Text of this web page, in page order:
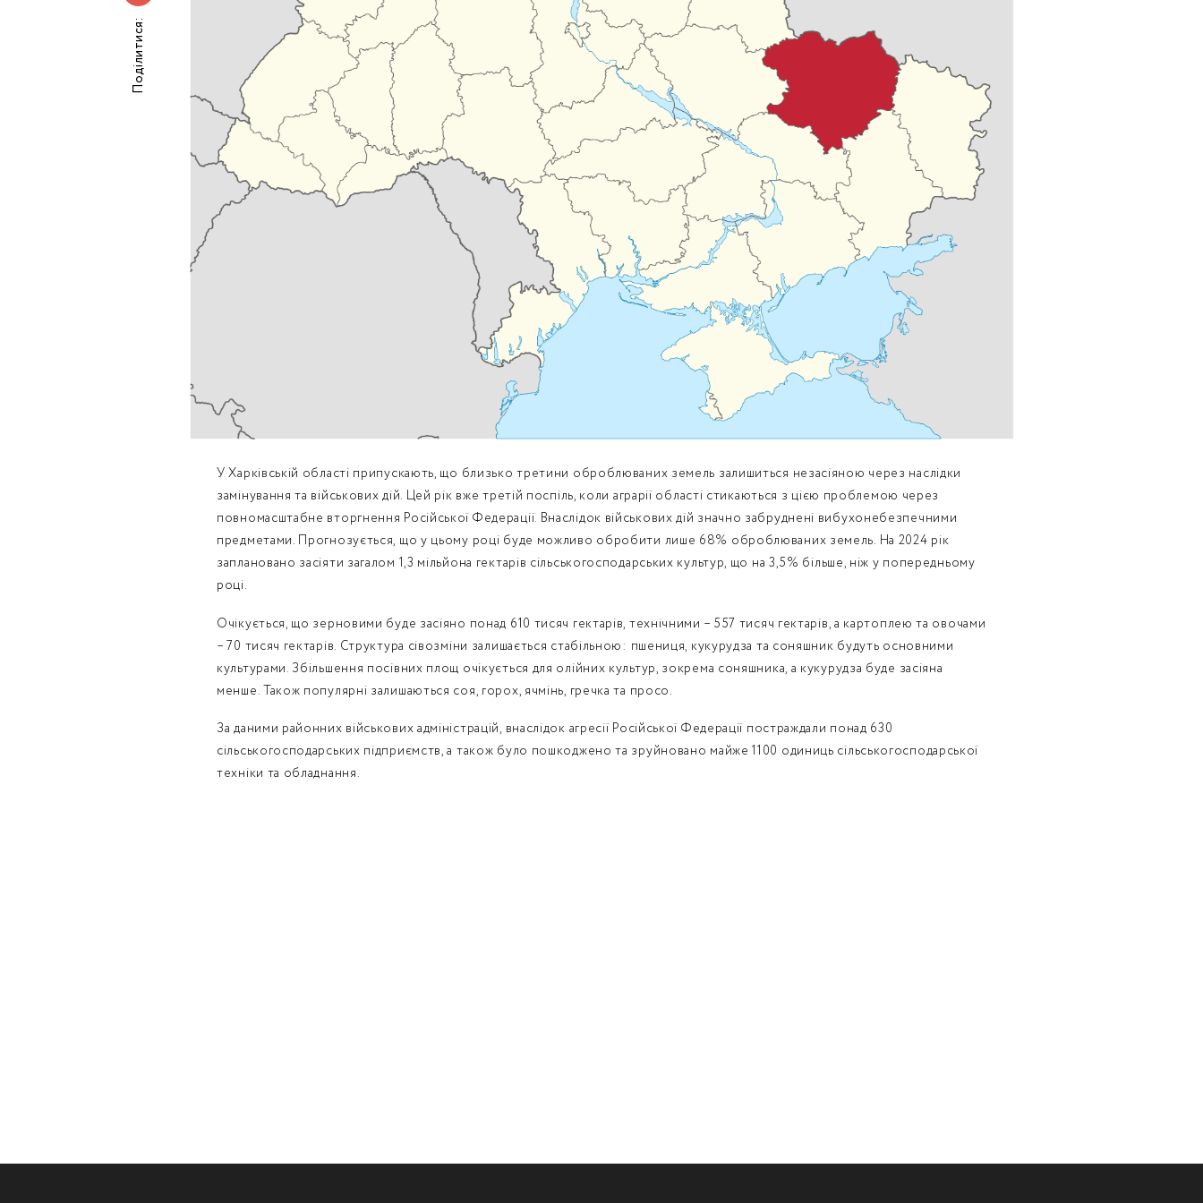
Поділитися:
У Харківській області припускають, що близько третини оброблюваних земель залишиться незасіяною через наслідки
замінування та військових дій. Цей рік вже третій поспіль, коли аграрії області стикаються з цією проблемою через
повномасштабне вторгнення Російської Федерації. Внаслідок військових дій значно забруднені вибухонебезпечними
предметами. Прогнозується, що у цьому році буде можливо обробити лише 68% оброблюваних земель. На 2024 рік
заплановано засіяти загалом 1,3 мільйона гектарів сільськогосподарських культур, що на 3,5% більше, ніж у попередньому
році.
Очікується, що зерновими буде засіяно понад 610 тисяч гектарів, технічними – 557 тисяч гектарів, а картоплею та овочами
– 70 тисяч гектарів. Структура сівозміни залишається стабільною: пшениця, кукурудза та соняшник будуть основними
культурами. Збільшення посівних площ очікується для олійних культур, зокрема соняшника, а кукурудза буде засіяна
менше. Також популярні залишаються соя, горох, ячмінь, гречка та просо.
За даними районних військових адміністрацій, внаслідок агресії Російської Федерації постраждали понад 630
сільськогосподарських підприємств, а також було пошкоджено та зруйновано майже 1100 одиниць сільськогосподарської
техніки та обладнання.
Пароль Забули пароль?
Немає облікового запису?
Номер телефона
Залишаючи контактні дані, ви погоджуєтеся зполітикою
конфіденційності
та даєте згоду на обробку персональних даних.
ЗАМОВИТИ КОНСУЛЬТАЦІЮ